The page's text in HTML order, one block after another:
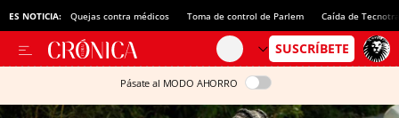
ES NOTICIA: Quejas contra médicos Toma de control de Parlem Caída de
Pásate al MODO AHORRO